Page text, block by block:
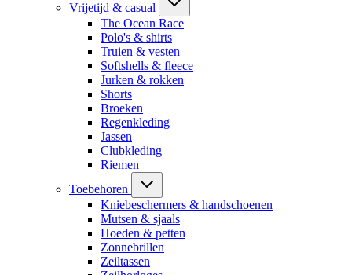
Vrijetijd & casual
The Ocean Race
Polo's & shirts
Truien & vesten
Softshells & fleece
Jurken & rokken
Shorts
Broeken
Regenkleding
Jassen
Clubkleding
Riemen
Toebehoren
Kniebeschermers & handschoenen
Mutsen & sjaals
Hoeden & petten
Zonnebrillen
Zeiltassen